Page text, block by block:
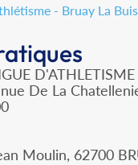
- Bruay La
De La
Moulin, 62700